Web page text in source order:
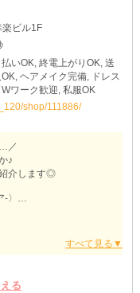
ビル1F
いOK, 終電上がりOK, 送
ヘアメイク完備, ドレス
ワーク歓迎, 私服OK
shop/111886/
／
♪
介します◎
〉
ずつお店に慣れていき
んやWワークさんにも
る